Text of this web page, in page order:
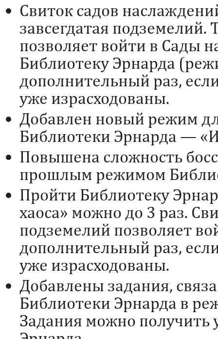
Свиток садов
завсегдатая подземелий.
позволяет войти в Сады
Библиотеку Эрнарда
дополнительный раз,
уже израсходованы.
Добавлен новый режим
Библиотеки Эрнарда —
Повышена сложность
прошлым режимом
Пройти Библиотеку
хаоса» можно до 3 раз.
подземелий позволяет
дополнительный раз,
уже израсходованы.
Добавлены задания,
Библиотеки Эрнарда в
Задания можно получить